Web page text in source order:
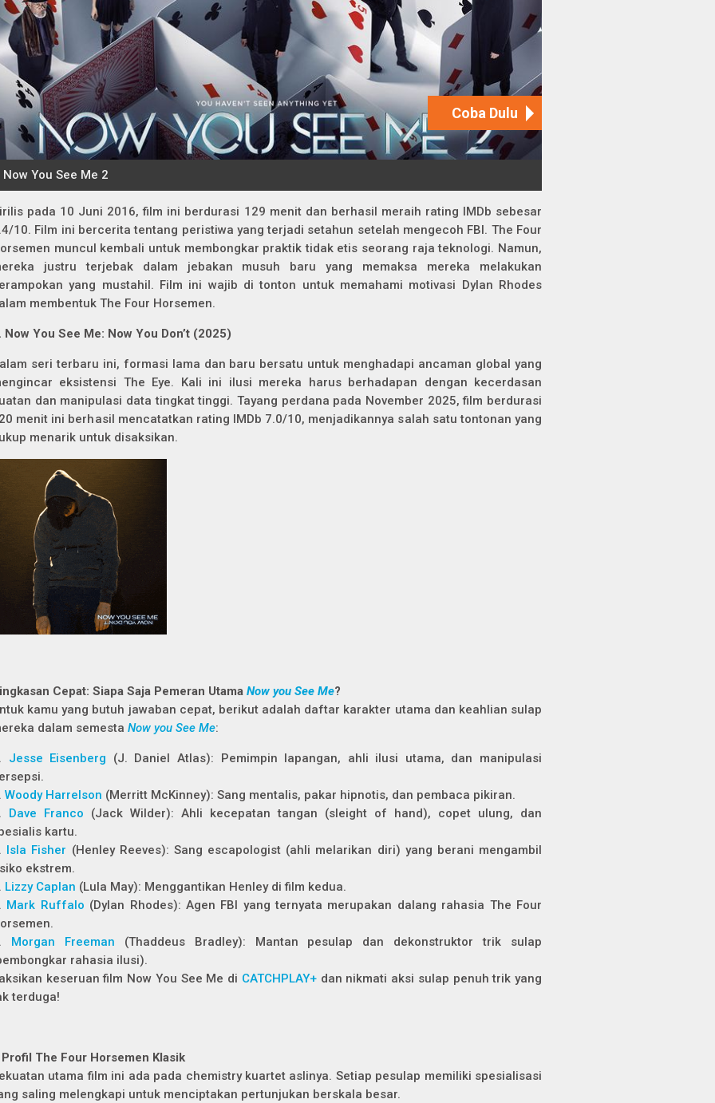
pada 10 Juni 2016, film ini berdurasi 129 menit dan berhasil meraih rating IMDb sebesar
10. Film ini bercerita tentang peristiwa yang terjadi setahun setelah mengecoh FBI. The Four
muncul kembali untuk membongkar praktik tidak etis seorang raja teknologi. Namun,
justru terjebak dalam jebakan musuh baru yang memaksa mereka melakukan
yang mustahil. Film ini wajib di tonton untuk memahami motivasi Dylan Rhodes
membentuk The Four Horsemen.
Now You See Me: Now You Don’t (2025)
seri terbaru ini, formasi lama dan baru bersatu untuk menghadapi ancaman global yang
eksistensi The Eye. Kali ini ilusi mereka harus berhadapan dengan kecerdasan
dan manipulasi data tingkat tinggi. Tayang perdana pada November 2025, film berdurasi
menit ini berhasil mencatatkan rating IMDb 7.0/10, menjadikannya salah satu tontonan yang
menarik untuk disaksikan.
Cepat: Siapa Saja Pemeran Utama Now you See Me?
kamu yang butuh jawaban cepat, berikut adalah daftar karakter utama dan keahlian sulap
dalam semesta Now you See Me:
Jesse Eisenberg (J. Daniel Atlas): Pemimpin lapangan, ahli ilusi utama, dan manipulasi
Woody Harrelson (Merritt McKinney): Sang mentalis, pakar hipnotis, dan pembaca pikiran.
Dave Franco (Jack Wilder): Ahli kecepatan tangan (sleight of hand), copet ulung, dan
kartu.
Isla Fisher (Henley Reeves): Sang escapologist (ahli melarikan diri) yang berani mengambil
ekstrem.
Lizzy Caplan (Lula May): Menggantikan Henley di film kedua.
Mark Ruffalo (Dylan Rhodes): Agen FBI yang ternyata merupakan dalang rahasia The Four
Morgan Freeman (Thaddeus Bradley): Mantan pesulap dan dekonstruktor trik sulap
rahasia ilusi).
keseruan film Now You See Me di CATCHPLAY+dan nikmati aksi sulap penuh trik yang
terduga!
Profil The Four Horsemen Klasik
utama film ini ada pada chemistry kuartet aslinya. Setiap pesulap memiliki spesialisasi
saling melengkapi untuk menciptakan pertunjukan berskala besar.